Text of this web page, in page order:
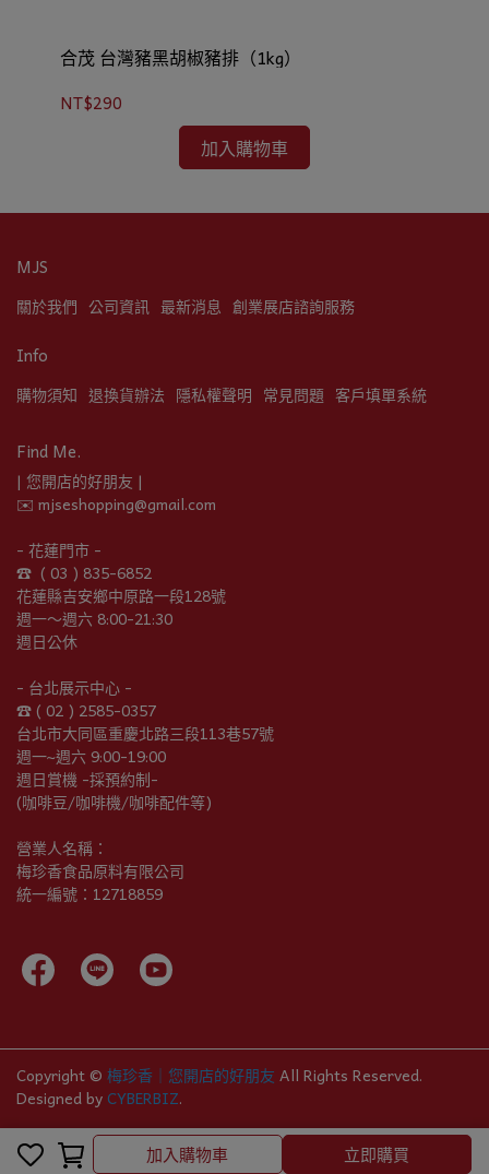
加入購物車
加入購物車 立即購買
合茂 台灣豬黑胡椒豬排（1kg）
NT$290
加入購物車
MJS
關於我們 公司資訊 最新消息 創業展店諮詢服務
Info
購物須知 退換貨辦法 隱私權聲明 常見問題 客戶填單系統
Find Me.
| 您開店的好朋友 |
✉️ mjseshopping@gmail.com
- 花蓮門市 -
☎︎  ( 03 ) 835-6852
花蓮縣吉安鄉中原路一段128號
週一～週六 8:00-21:30
週日公休
- 台北展示中心 -
☎︎ ( 02 ) 2585-0357
台北市大同區重慶北路三段113巷57號
週一~週六 9:00-19:00
週日賞機 -採預約制-
(咖啡豆/咖啡機/咖啡配件等)
營業人名稱：
梅珍香食品原料有限公司
統一編號：12718859
Copyright © 梅珍香｜您開店的好朋友 All Rights Reserved.
Designed by CYBERBIZ.